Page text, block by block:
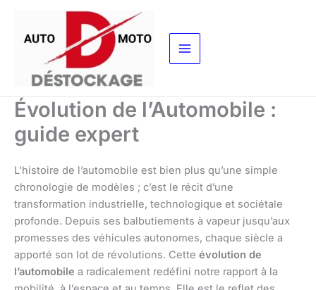
contenu
Évolution de l’Automobile :
guide expert
L’histoire de l’automobile est bien plus qu’une simple
chronologie de modèles ; c’est le récit d’une
transformation industrielle, technologique et sociétale
profonde. Depuis ses balbutiements à vapeur jusqu’aux
promesses des véhicules autonomes, chaque siècle a
apporté son lot de révolutions. Cette évolution de
l’automobile a radicalement redéfini notre rapport à la